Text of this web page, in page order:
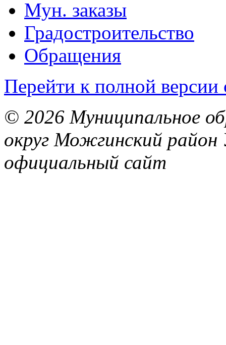
Мун. заказы
Градостроительство
Обращения
Перейти к полной версии
© 2026 Муниципальное
округ Можгинский район
официальный сайт